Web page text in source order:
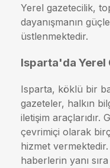
Yerel gazetecilik,
dayanışmanın
üstlenmektedir.
Isparta'da Yerel
Isparta, köklü bir
gazeteler, halkın
iletişim araçlarıdır.
çevrimiçi olarak
hizmet
haberlerin yanı